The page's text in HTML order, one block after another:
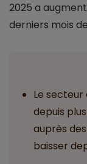
2025 a
derniers mois
Le
depuis
auprès
baisser